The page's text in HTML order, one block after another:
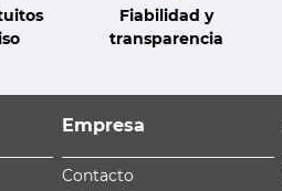
Fiabilidad y
transparencia
Empresa
Contacto